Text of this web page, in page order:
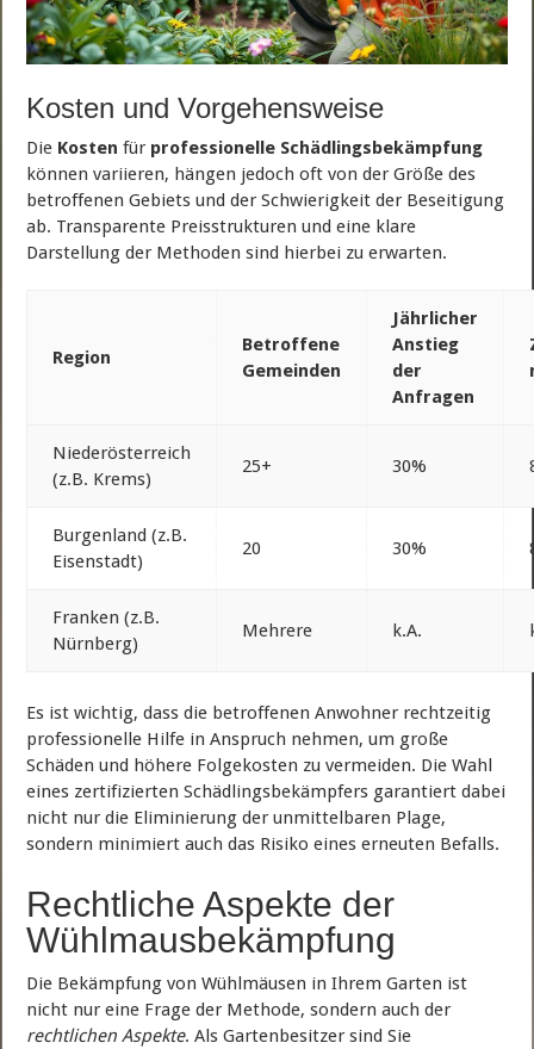
Kosten und Vorgehensweise
Die Kosten für professionelle Schädlingsbekämpfung
können variieren, hängen jedoch oft von der Größe des
betroffenen Gebiets und der Schwierigkeit der Beseitigung
ab. Transparente Preisstrukturen und eine klare
Darstellung der Methoden sind hierbei zu erwarten.
Region
Betroffene
Gemeinden
Jährlicher
Anstieg
der
Anfragen
Niederösterreich
(z.B. Krems)
25+ 30%
Burgenland (z.B.
Eisenstadt)
20 30%
Franken (z.B.
Nürnberg)
Mehrere k.A.
Es ist wichtig, dass die betroffenen Anwohner rechtzeitig
professionelle Hilfe in Anspruch nehmen, um große
Schäden und höhere Folgekosten zu vermeiden. Die Wahl
eines zertifizierten Schädlingsbekämpfers garantiert dabei
nicht nur die Eliminierung der unmittelbaren Plage,
sondern minimiert auch das Risiko eines erneuten Befalls.
Rechtliche Aspekte der
Wühlmausbekämpfung
Die Bekämpfung von Wühlmäusen in Ihrem Garten ist
nicht nur eine Frage der Methode, sondern auch der
rechtlichen Aspekte. Als Gartenbesitzer sind Sie